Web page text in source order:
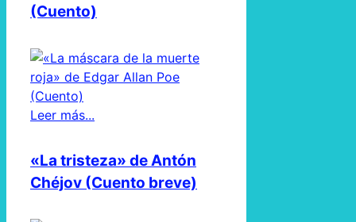
(Cuento)
Leer más...
«La tristeza» de Antón
Chéjov (Cuento breve)